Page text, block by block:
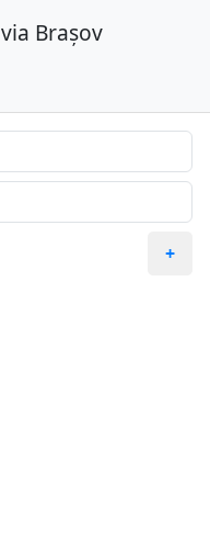
via Brașov
+